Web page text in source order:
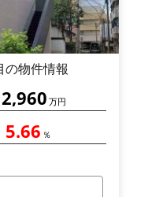
の物件情報
万円
5.66 ％